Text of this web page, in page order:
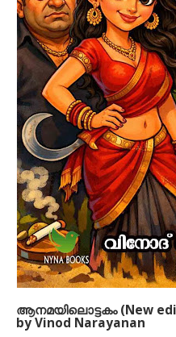
ആനമയിലൊട്ടകം (New
by Vinod Narayanan